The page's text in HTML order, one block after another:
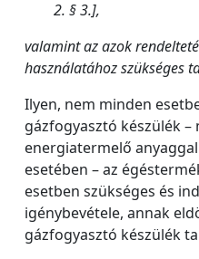
2. § 3.],
valamint az azok
használatához szükséges
Ilyen, nem minden
gázfogyasztó készülék –
energiatermelő
esetében – az
esetben szükséges és
igénybevétele, annak
gázfogyasztó készülék